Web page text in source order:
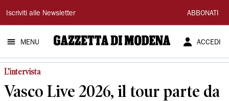
Gazzetta
di
Modena
Iscriviti alle Newsletter ABBONATI
MENU ACCEDI
L’intervista
Vasco Live 2026, il tour parte da